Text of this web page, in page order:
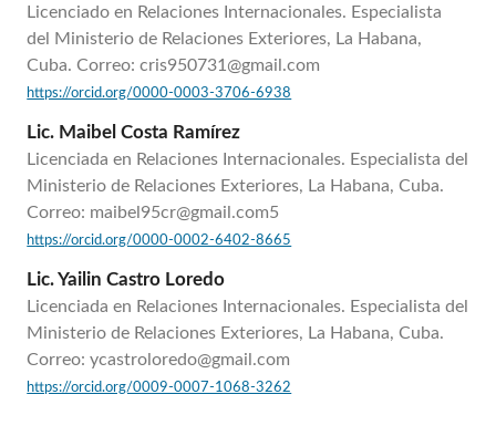
Licenciado en Relaciones Internacionales. Especialista
del Ministerio de Relaciones Exteriores, La Habana,
Cuba. Correo: cris950731@gmail.com
https://orcid.org/0000-0003-3706-6938
Lic. Maibel Costa Ramírez
Licenciada en Relaciones Internacionales. Especialista del
Ministerio de Relaciones Exteriores, La Habana, Cuba.
Correo: maibel95cr@gmail.com5
https://orcid.org/0000-0002-6402-8665
Lic. Yailin Castro Loredo
Licenciada en Relaciones Internacionales. Especialista del
Ministerio de Relaciones Exteriores, La Habana, Cuba.
Correo: ycastroloredo@gmail.com
https://orcid.org/0009-0007-1068-3262